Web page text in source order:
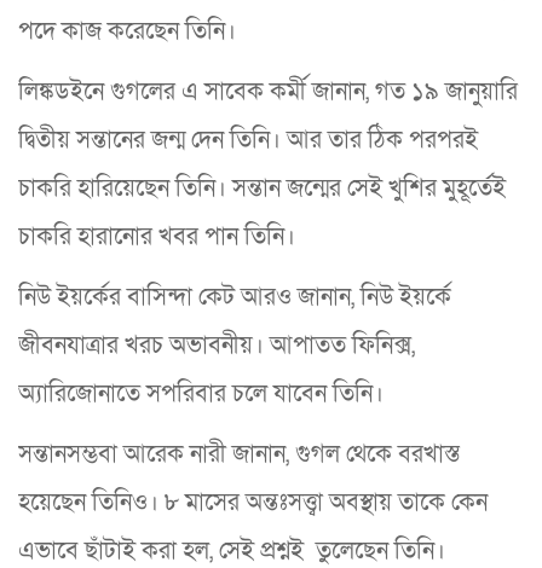
পদে কাজ করেছেন তিনি।
লিঙ্কডইনে গুগলের এ সাবেক কর্মী জানান, গত ১৯ জানুয়ারি
দ্বিতীয় সন্তানের জন্ম দেন তিনি। আর তার ঠিক পরপরই
চাকরি হারিয়েছেন তিনি। সন্তান জন্মের সেই খুশির মুহূর্তেই
চাকরি হারানোর খবর পান তিনি।
নিউ ইয়র্কের বাসিন্দা কেট আরও জানান, নিউ ইয়র্কে
জীবনযাত্রার খরচ অভাবনীয়। আপাতত ফিনিক্স,
অ্যারিজোনাতে সপরিবার চলে যাবেন তিনি।
সন্তানসম্ভবা আরেক নারী জানান, গুগল থেকে বরখাস্ত
হয়েছেন তিনিও। ৮ মাসের অন্তঃসত্ত্বা অবস্থায় তাকে কেন
এভাবে ছাঁটাই করা হল, সেই প্রশ্নই তুলেছেন তিনি।